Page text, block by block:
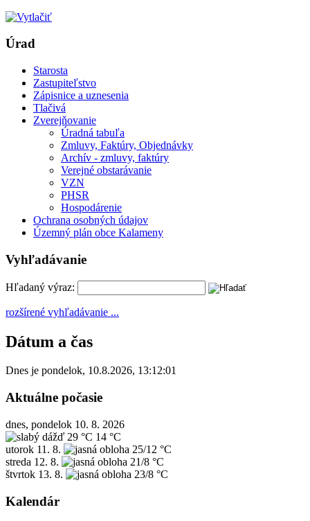
Úrad
Starosta
Zastupiteľstvo
Zápisnice a uznesenia
Tlačivá
Zverejňovanie
Úradná tabuľa
Zmluvy, Faktúry, Objednávky
Archív - zmluvy, faktúry
Verejné obstarávanie
VZN
PHSR
Hospodárenie
Ochrana osobných údajov
Územný plán obce Kalameny
Vyhľadávanie
Hľadaný výraz:
rozšírené vyhľadávanie ...
Dátum a čas
Dnes je pondelok, 10.8.2026, 13:12:02
Aktuálne počasie
dnes, pondelok 10. 8. 2026
29 °C 14 °C
utorok 11. 8.
25/12 °C
streda 12. 8.
21/8 °C
štvrtok 13. 8. 23/8 °C
Kalendár